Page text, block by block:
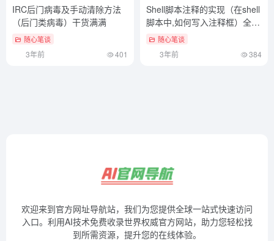
IRC后门病毒及手动清除方法
（后门类病毒）干货满满
随心笔谈
3年前 401
Shell脚本注释的实现（在shell
脚本中,如何写入注释框）全程
干货随心笔谈
3年前 384
欢迎来到官方网址导航站，我们为您提供全球一站式快速访问
入口。利用AI技术免费收录世界权威官方网站，助力您轻松找
到所需资源，提升您的在线体验。